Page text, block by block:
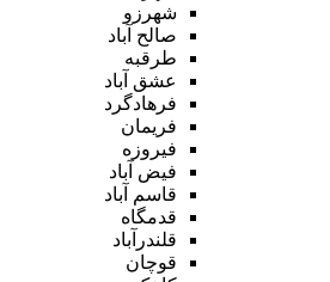
شهرزو
صالح آباد
طرقبه
عشق آباد
فرهادگرد
فریمان
فیروزه
فیض آباد
قاسم آباد
قدمگاه
قلندرآباد
قوچان